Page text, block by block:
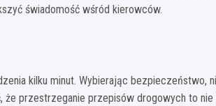
świadomość wśród kierowców.
kilku minut. Wybierając bezpieczeństwo,
że przestrzeganie przepisów drogowych to nie